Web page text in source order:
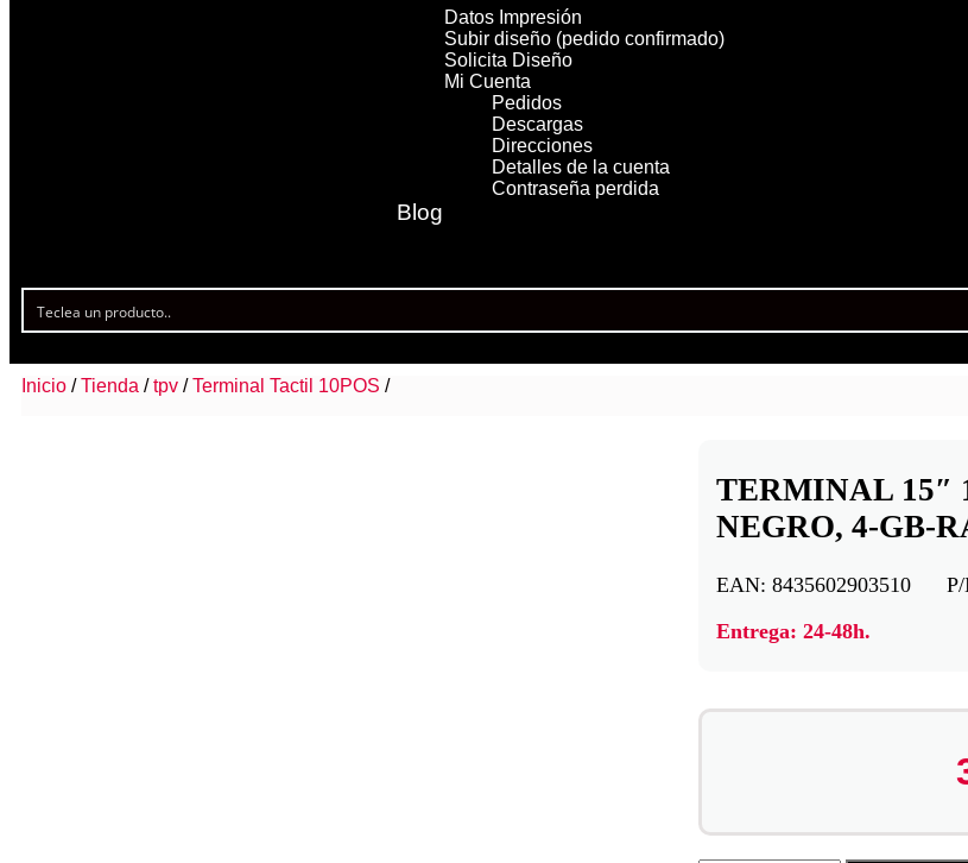
Datos Impresión
Subir diseño (pedido confirmado)
Solicita Diseño
Mi Cuenta
Pedidos
Descargas
Direcciones
Detalles de la cuenta
Contraseña perdida
Blog
Inicio /Tienda /tpv /Terminal Tactil 10POS /
TERMINAL 15″
NEGRO, 4-GB-
EAN: 8435602903510
Entrega: 24-48h.